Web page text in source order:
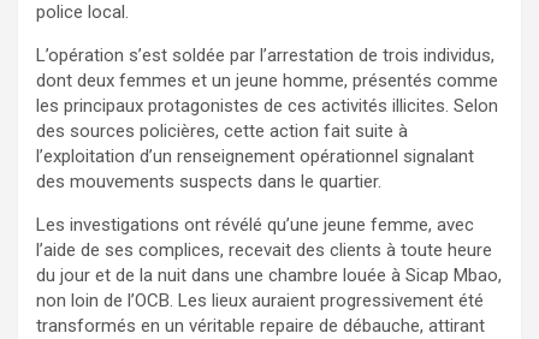
police local.
L’opération s’est soldée par l’arrestation de trois individus,
dont deux femmes et un jeune homme, présentés comme
les principaux protagonistes de ces activités illicites. Selon
des sources policières, cette action fait suite à
l’exploitation d’un renseignement opérationnel signalant
des mouvements suspects dans le quartier.
Les investigations ont révélé qu’une jeune femme, avec
l’aide de ses complices, recevait des clients à toute heure
du jour et de la nuit dans une chambre louée à Sicap Mbao,
non loin de l’OCB. Les lieux auraient progressivement été
transformés en un véritable repaire de débauche, attirant